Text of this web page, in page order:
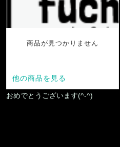
おめでとうございます(^-^)